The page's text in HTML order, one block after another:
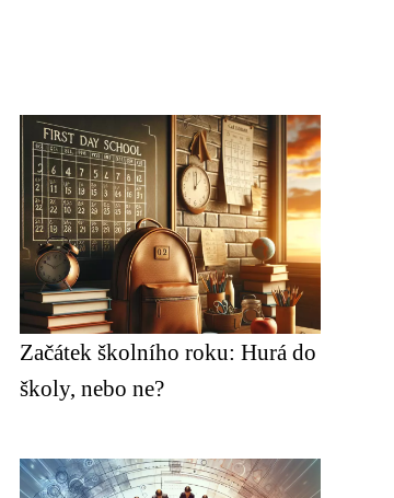
Začátek školního roku: Hurá do
školy, nebo ne?